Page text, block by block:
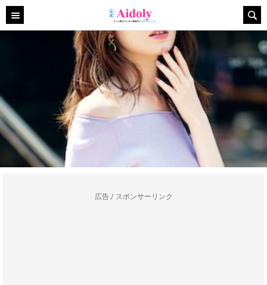
広告 / スポンサーリンク